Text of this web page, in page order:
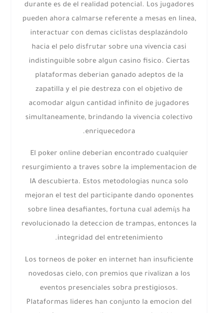
durante es de el realidad potencial. Los jugadores
pueden ahora calmarse referente a mesas en linea,
interactuar con demas ciclistas desplazándolo
hacia el pelo disfrutar sobre una vivencia casi
indistinguible sobre algun casino fisico. Ciertas
plataformas deberian ganado adeptos de la
zapatilla y el pie destreza con el objetivo de
acomodar algun cantidad infinito de jugadores
simultaneamente, brindando la vivencia colectivo
enriquecedora.
El poker online deberian encontrado cualquier
resurgimiento a traves sobre la implementacion de
IA descubierta. Estos metodologias nunca solo
mejoran el test del participante dando oponentes
sobre linea desafiantes, fortuna cual ademí¡s ha
revolucionado la deteccion de trampas, entonces la
integridad del entretenimiento.
Los torneos de poker en internet han insuficiente
novedosas cielo, con premios que rivalizan a los
eventos presenciales sobra prestigiosos.
Plataformas lideres han conjunto la emocion del